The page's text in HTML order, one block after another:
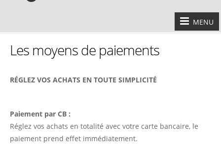
MENU
Les moyens de paiements
RÉGLEZ VOS ACHATS EN TOUTE SIMPLICITÉ
Paiement par CB :
Réglez vos achats en totalité avec votre carte bancaire, le
paiement prend effet immédiatement.